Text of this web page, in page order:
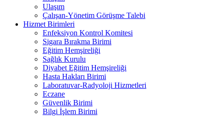
Ulaşım
Çalışan-Yönetim Görüşme Talebi
Hizmet Birimleri
Enfeksiyon Kontrol Komitesi
Sigara Bırakma Birimi
Eğitim Hemşireliği
Sağlık Kurulu
Diyabet Eğitim Hemşireliği
Hasta Hakları Birimi
Laboratuvar-Radyoloji Hizmetleri
Eczane
Güvenlik Birimi
Bilgi İşlem Birimi